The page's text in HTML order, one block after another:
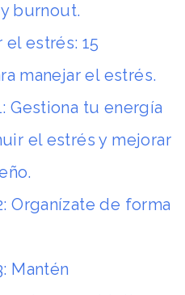
burnout.
el estrés: 15
manejar el estrés.
Gestiona tu energía
el estrés y mejorar
.
Organízate de forma
Mantén